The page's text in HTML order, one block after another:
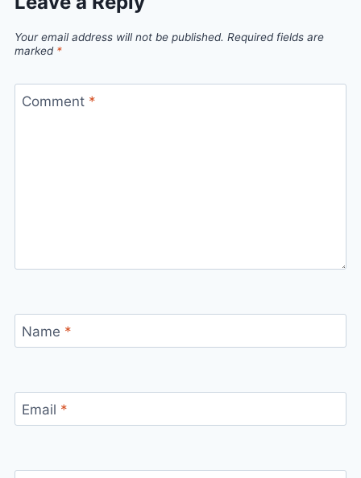
Your email address will not be published. Required fields are
marked *
Comment *
Name *
Email *